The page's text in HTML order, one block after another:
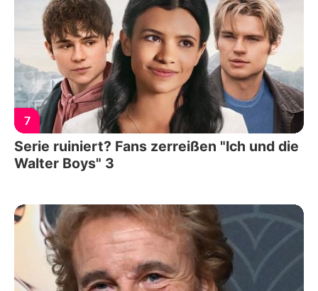
7
Serie ruiniert? Fans zerreißen "Ich und die
Walter Boys" 3